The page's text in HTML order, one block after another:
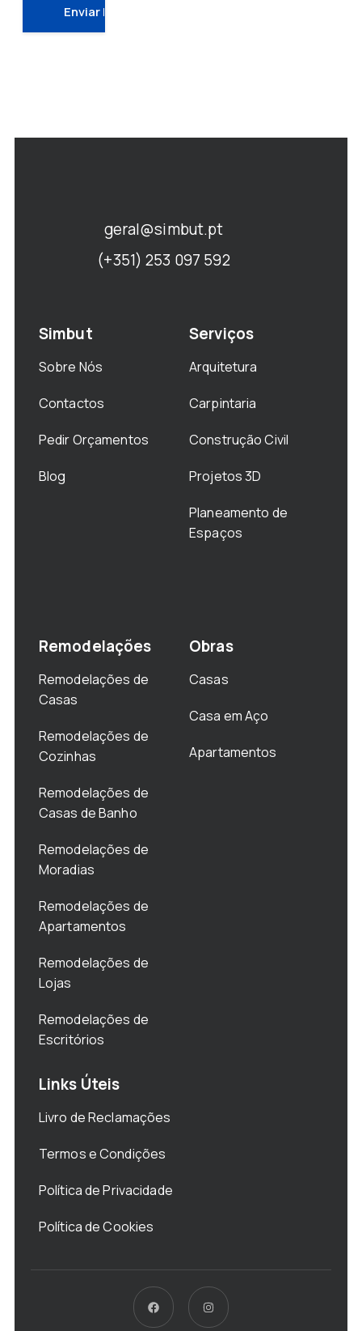
geral@simbut.pt
(+351) 253 097 592
Simbut
Sobre Nós
Contactos
Pedir Orçamentos
Blog
Serviços
Arquitetura
Carpintaria
Construção Civil
Projetos 3D
Planeamento de
Espaços
Remodelações
Remodelações de
Casas
Remodelações de
Cozinhas
Remodelações de
Casas de Banho
Remodelações de
Moradias
Remodelações de
Apartamentos
Remodelações de
Lojas
Remodelações de
Escritórios
Obras
Casas
Casa em Aço
Apartamentos
Links Úteis
Livro de Reclamações
Termos e Condições
Política de Privacidade
Política de Cookies